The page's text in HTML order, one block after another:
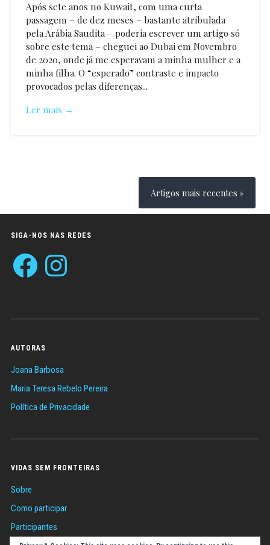
Após sete anos no Kuwait, com uma curta
passagem – de dez meses – bastante atribulada
pela Arábia Saudita – poderia escrever um artigo só
sobre este tema – cheguei ao Dubai em Novembro
de 2020, onde já me esperavam a minha mulher e a
minha filha. O “esperado” contraste e impacto
provocados pelas diferenças...
Ler mais →
Artigos mais recentes
SIGA-NOS NAS REDES
Facebook Instagram
AUTORAS
Joana Barbosa
Maria Teresa Rebelo Pereira
Política de Privacidade
VIDAS SEM FRONTEIRAS
Sobre
Como participar
Participantes